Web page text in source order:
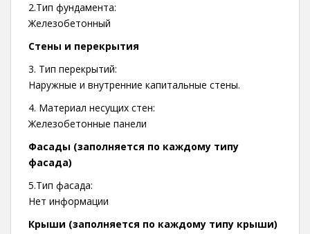
2.Тип фундамента:
Железобетонный
Стены и перекрытия
3. Тип перекрытий:
Наружные и внутренние капитальные стены.
4. Материал несущих стен:
Железобетонные панели
Фасады (заполняется по каждому типу
фасада)
5.Тип фасада:
Нет информации
Крыши (заполняется по каждому типу крыши)